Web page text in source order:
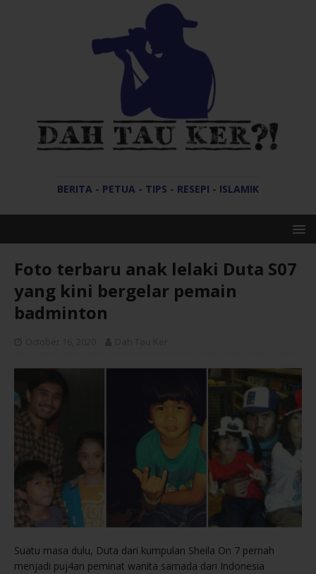
BERITA - PETUA - TIPS - RESEPI - ISLAMIK
Foto terbaru anak lelaki Duta S07
yang kini bergelar pemain
badminton
Suatu masa dulu, Duta dari kumpulan Sheila On 7 pernah
menjadi puj4an peminat wanita samada dari Indonesia